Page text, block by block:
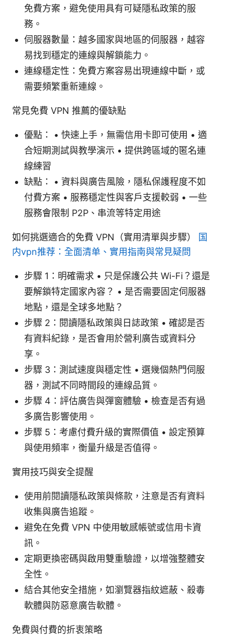
免費方案，避免使用具有可疑隱私政策的服
務。
伺服器數量：越多國家與地區的伺服器，越容
易找到穩定的連線與解鎖能力。
連線穩定性：免費方案容易出現連線中斷，或
需要頻繁重新連線。
常見免費 VPN 推薦的優缺點
優點： • 快速上手，無需信用卡即可使用 • 適
合短期測試與教學演示 • 提供跨區域的匿名連
線練習
缺點： • 資料與廣告風險，隱私保護程度不如
付費方案 • 服務穩定性與客戶支援較弱 • 一些
服務會限制 P2P、串流等特定用途
如何挑選適合的免費 VPN（實用清單與步驟）
国
内vpn推荐：全面清单、實用指南與常見疑問
步驟 1：明確需求 • 只是保護公共 Wi-Fi？還是
要解鎖特定國家內容？ • 是否需要固定伺服器
地點，還是全球多地點？
步驟 2：閱讀隱私政策與日誌政策 • 確認是否
有資料紀錄，是否會用於營利廣告或資料分
享。
步驟 3：測試速度與穩定性 • 選幾個熱門伺服
器，測試不同時間段的連線品質。
步驟 4：評估廣告與彈窗體驗 • 檢查是否有過
多廣告影響使用。
步驟 5：考慮付費升級的實際價值 • 設定預算
與使用頻率，衡量升級是否值得。
實用技巧與安全提醒
使用前閱讀隱私政策與條款，注意是否有資料
收集與廣告追蹤。
避免在免費 VPN 中使用敏感帳號或信用卡資
訊。
定期更換密碼與啟用雙重驗證，以增強整體安
全性。
結合其他安全措施，如瀏覽器指紋遮蔽、殺毒
軟體與防惡意廣告軟體。
免費與付費的折衷策略